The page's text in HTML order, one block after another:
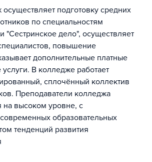
подготовку средних
по специальностям
"Сестринское дело", осуществляет
повышение
дополнительные платные
В колледже работает
сплочённый коллектив
Преподаватели колледжа
на высоком уровне, с
образовательных
тенденций развития